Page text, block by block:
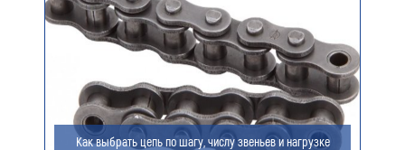
Как выбрать цепь по шагу, числу звеньев и нагрузке
Я даю согласие на обработку моих персональных
данных (ФИО/Компания, телефон, email) компанией
ООО «ЦЕПЬИНВЕСТ».
Посмотреть текст согласия